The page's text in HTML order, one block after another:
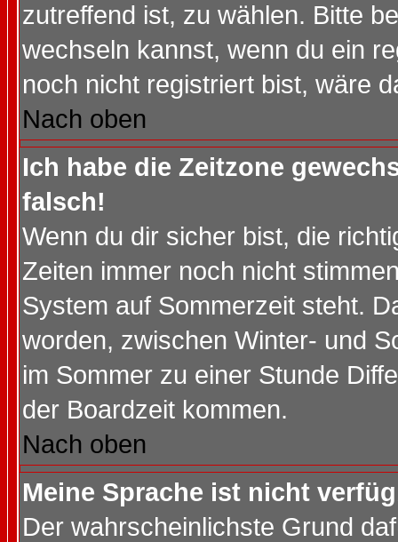
zutreffend ist, zu wählen. Bitte
wechseln kannst, wenn du ein
noch nicht registriert bist, wäre
Nach oben
Ich habe die Zeitzone
falsch!
Wenn du dir sicher bist, die
Zeiten immer noch nicht
System auf Sommerzeit steht.
worden, zwischen Winter- und
im Sommer zu einer Stunde
der Boardzeit kommen.
Nach oben
Meine Sprache ist nicht
Der wahrscheinlichste Grund